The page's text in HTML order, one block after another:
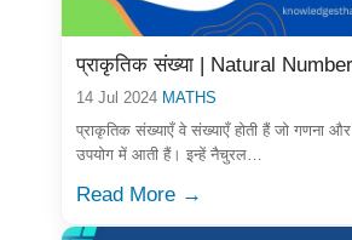
प्राकृतिक संख्या | Natural
14 Jul 2024 MATHS
प्राकृतिक संख्याएँ वे संख्याएँ होती हैं जो गणना
उपयोग में आती हैं। इन्हें नैचुरल…
Read More →